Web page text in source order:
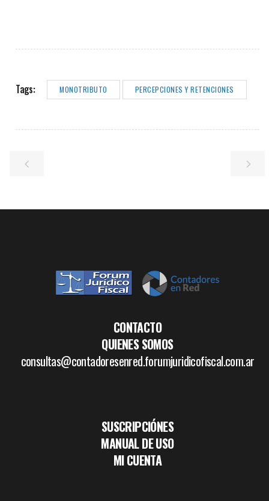
Tags: MONOTRIBUTO PERCEPCIONES Y RETENCIONES
CONTACTO
QUIENES SOMOS
consultas@contadoresenred.forumjuridicofiscal.com.ar
SUSCRIPCIÓNES
MANUAL DE USO
MI CUENTA